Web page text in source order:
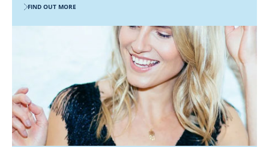
FIND OUT MORE